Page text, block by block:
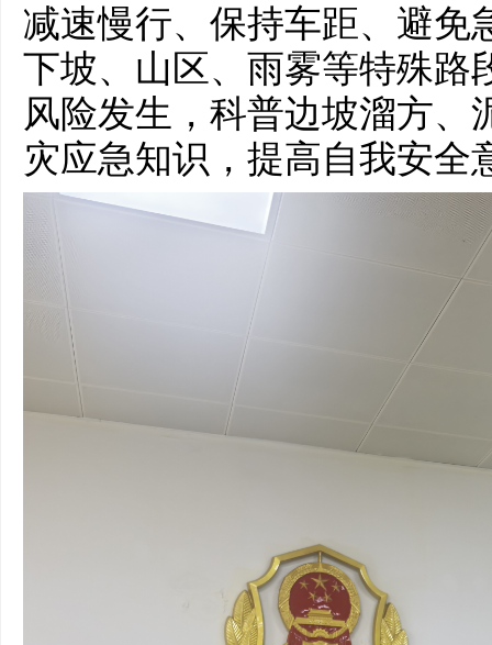
减速慢行、保持车距、避免
下坡、山区、雨雾等特殊路
风险发生，科普边坡溜方、
灾应急知识，提高自我安全